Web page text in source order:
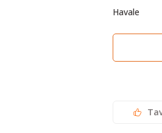
Havale